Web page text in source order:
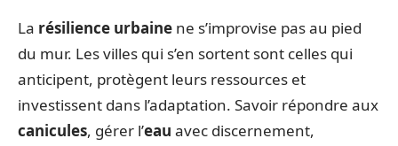
La résilience urbaine ne s’improvise pas au pied
du mur. Les villes qui s’en sortent sont celles qui
anticipent, protègent leurs ressources et
investissent dans l’adaptation. Savoir répondre aux
canicules, gérer l’eau avec discernement,